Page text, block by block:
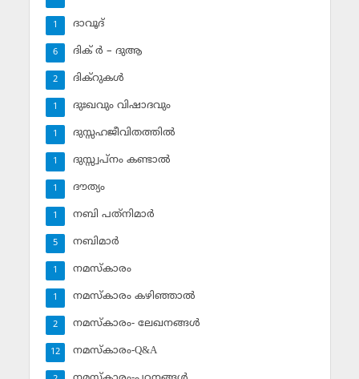
ദാവൂദ്‌
1
ദിക് ര്‍ – ദുആ
6
ദിക്‌റുകള്‍
2
ദുഃഖവും വിഷാദവും
1
ദുസ്സഹജീവിതത്തില്‍
1
ദുസ്സ്വപ്‌നം കണ്ടാല്‍
1
ദൗത്യം
1
നബി പത്‌നിമാര്‍
1
നബിമാര്‍
5
നമസ്‌കാരം
1
നമസ്‌കാരം കഴിഞ്ഞാല്‍
1
നമസ്‌കാരം- ലേഖനങ്ങള്‍
2
നമസ്‌കാരം-Q&A
12